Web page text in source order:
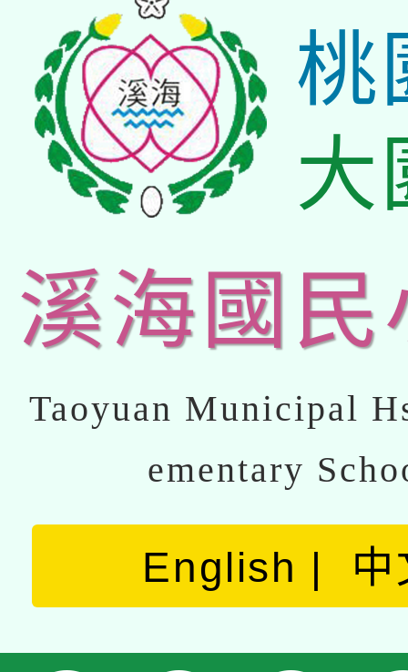
桃
大
溪海國民
Taoyuan Municipal
ementary
English 中